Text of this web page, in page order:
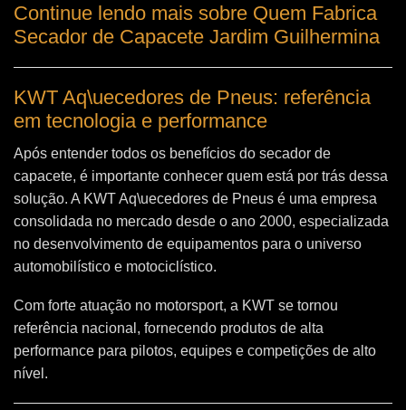
Continue lendo mais sobre Quem Fabrica
Secador de Capacete Jardim Guilhermina
KWT Aq\uecedores de Pneus: referência
em tecnologia e performance
Após entender todos os benefícios do secador de
capacete, é importante conhecer quem está por trás dessa
solução. A KWT Aq\uecedores de Pneus é uma empresa
consolidada no mercado desde o ano 2000, especializada
no desenvolvimento de equipamentos para o universo
automobilístico e motociclístico.
Com forte atuação no motorsport, a KWT se tornou
referência nacional, fornecendo produtos de alta
performance para pilotos, equipes e competições de alto
nível.